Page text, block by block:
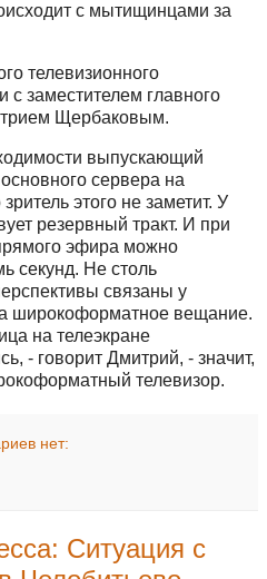
с мытищинцами за
телевизионного
заместителем главного
Щербаковым.
выпускающий
сервера на
этого не заметит. У
резервный тракт. И при
эфира можно
секунд. Не столь
связаны у
широкоформатное вещание.
на телеэкране
- говорит Дмитрий, - значит,
телевизор.
нет:
Ситуация с